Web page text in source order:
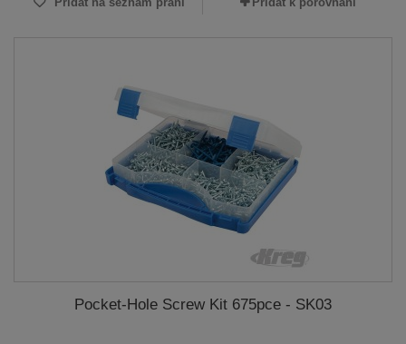
Pocket-Hole Screw Kit 675pce - SK03